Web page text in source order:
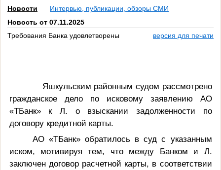
Новости
Интервью, публикации, обзоры СМИ
Новость от 07.11.2025
Требования Банка удовлетворены
версия для печати
Яшкульским районным судом рассмотрено
гражданское дело по исковому заявлению АО
«ТБанк» к Л. о взыскании задолженности по
договору кредитной карты.
АО «ТБанк» обратилось в суд с указанным
иском, мотивируя тем, что между Банком и Л.
заключен договор расчетной карты, в соответствии